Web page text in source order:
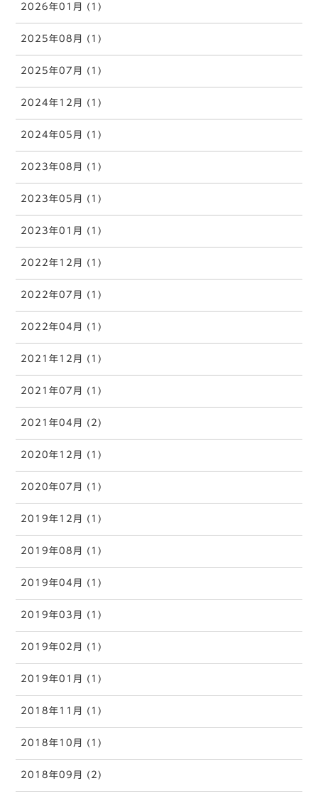
2026年01月 (1)
2025年08月 (1)
2025年07月 (1)
2024年12月 (1)
2024年05月 (1)
2023年08月 (1)
2023年05月 (1)
2023年01月 (1)
2022年12月 (1)
2022年07月 (1)
2022年04月 (1)
2021年12月 (1)
2021年07月 (1)
2021年04月 (2)
2020年12月 (1)
2020年07月 (1)
2019年12月 (1)
2019年08月 (1)
2019年04月 (1)
2019年03月 (1)
2019年02月 (1)
2019年01月 (1)
2018年11月 (1)
2018年10月 (1)
2018年09月 (2)